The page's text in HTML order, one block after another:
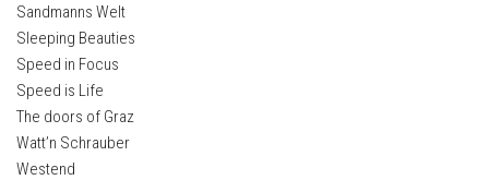
Sandmanns Welt
Sleeping Beauties
Speed in Focus
Speed is Life
The doors of Graz
Watt’n Schrauber
Westend